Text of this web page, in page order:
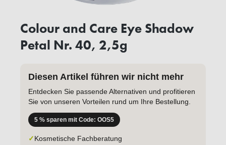
Colour and Care Eye Shadow
Petal Nr. 40, 2,5g
Diesen Artikel führen wir nicht mehr
Entdecken Sie passende Alternativen und profitieren
Sie von unseren Vorteilen rund um Ihre Bestellung.
5 % sparen mit Code: OOS5
✓Kosmetische Fachberatung